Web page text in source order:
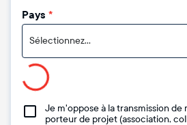
Pays *
Sélectionnez...
Je m'oppose à la transmission de
porteur de projet (association,